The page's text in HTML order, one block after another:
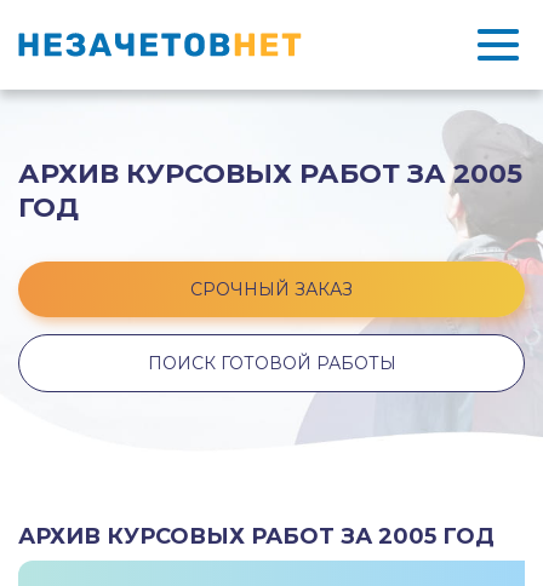
АРХИВ КУРСОВЫХ РАБОТ ЗА 2005
ГОД
СРОЧНЫЙ ЗАКАЗ
ПОИСК ГОТОВОЙ РАБОТЫ
АРХИВ КУРСОВЫХ РАБОТ ЗА 2005 ГОД